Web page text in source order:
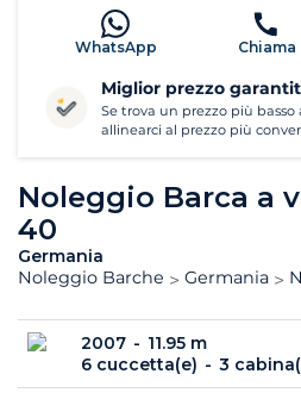
Noleggio Barca a
40
Germania
Noleggio Barche
Germania
2007
11.95 m
6 cuccetta(e)
3
WhatsApp Chiama
Miglior prezzo
Se trova un prezzo più
allinearci al prezzo più